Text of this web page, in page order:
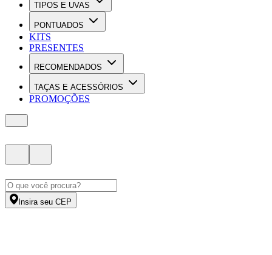
TIPOS E UVAS
PONTUADOS
KITS
PRESENTES
RECOMENDADOS
TAÇAS E ACESSÓRIOS
PROMOÇÕES
Insira seu CEP